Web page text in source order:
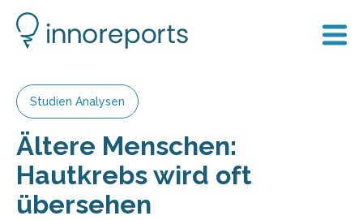
Studien Analysen
Ältere Menschen:
Hautkrebs wird oft
übersehen